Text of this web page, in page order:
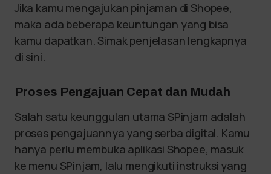
Jika kamu mengajukan pinjaman di Shopee,
maka ada beberapa keuntungan yang bisa
kamu dapatkan. Simak penjelasan lengkapnya
di sini.
Proses Pengajuan Cepat dan Mudah
Salah satu keunggulan utama SPinjam adalah
proses pengajuannya yang serba digital. Kamu
hanya perlu membuka aplikasi Shopee, masuk
ke menu SPinjam, lalu mengikuti instruksi yang